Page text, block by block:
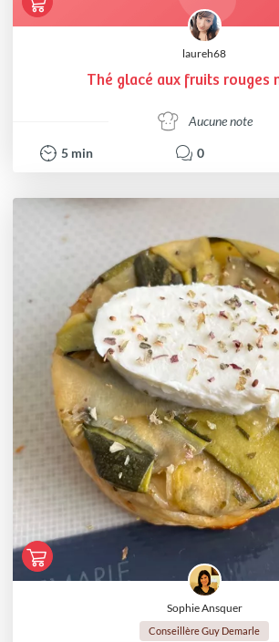
laureh68
Thé glacé aux fruits rouges
Aucune note
5 min 0
Sophie Ansquer
Conseillère Guy Demarle